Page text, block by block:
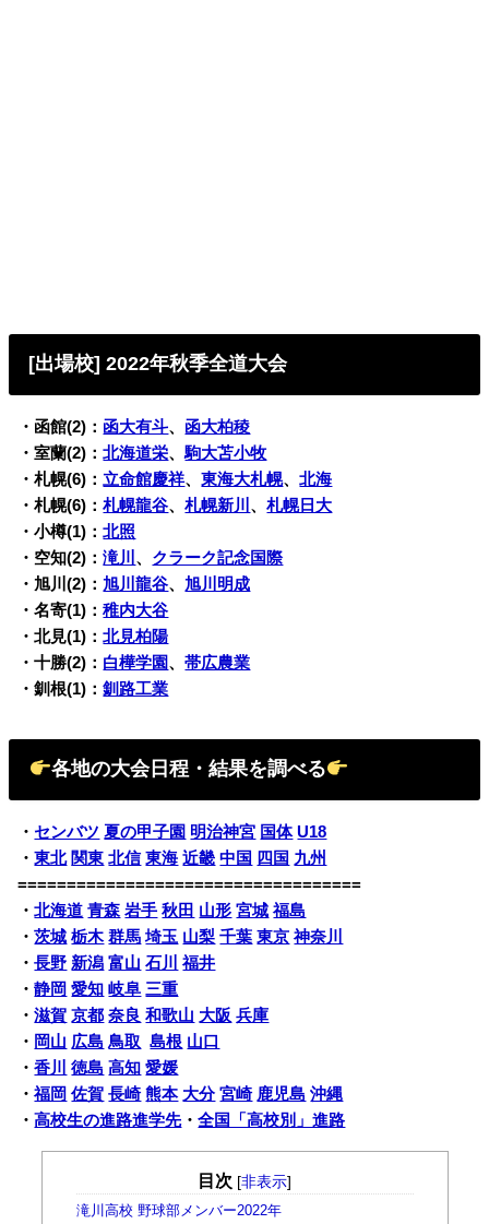
[出場校]2022年秋季全道大会
・函館(2)： 函大有斗、 函大柏稜
・室蘭(2)：北海道栄、駒大苫小牧
・札幌(6)： 立命館慶祥、東海大札幌、北海
・札幌(6)：札幌龍谷、札幌新川 、札幌日大
・小樽(1)：北照
・空知(2)：滝川 、 クラーク記念国際
・旭川(2)：旭川龍谷、旭川明成
・名寄(1)：稚内大谷
・北見(1)：北見柏陽
・十勝(2)： 白樺学園、帯広農業
・釧根(1)：釧路工業
各地の大会日程・結果を調べる
・ センバツ 夏の甲子園 明治神宮 国体 U18
・東北 関東 北信 東海 近畿 中国 四国 九州
===================================
・北海道 青森 岩手 秋田 山形 宮城 福島
・茨城 栃木 群馬 埼玉 山梨 千葉 東京 神奈川
・長野 新潟 富山 石川
福井
・静岡 愛知 岐阜 三重
・滋賀 京都 奈良 和歌山 大阪 兵庫
・ 岡山 広島 鳥取 島根 山口
・香川 徳島 高知 愛媛
・福岡 佐賀 長崎 熊本 大分 宮崎 鹿児島 沖縄
・高校生の進路進学先・全国「高校別」進路
目次 [非表示]
滝川高校 野球部メンバー2022年